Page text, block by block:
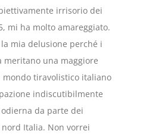
irrisorio dei
mi ha molto amareggiato.
mia delusione perché i
una maggiore
tiravolistico italiano
indiscutibilmente
da parte dei
Italia. Non vorrei